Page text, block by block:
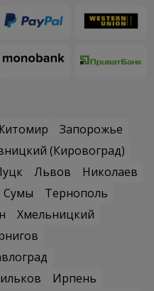
Запорожье
(Кировоград)
Львов
Николаев
Сумы
Тернополь
Хмельницкий
Ирпень